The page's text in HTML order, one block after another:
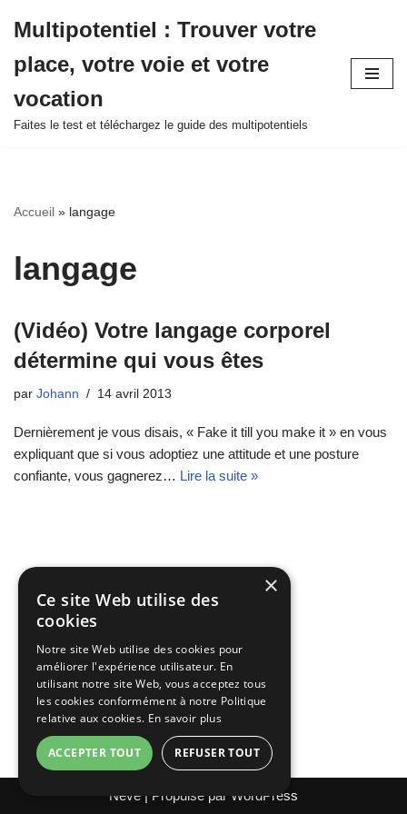
au
contenu
Multipotentiel : Trouver votre
place, votre voie et votre
vocation
Faites le test et téléchargez le guide des multipotentiels
Accueil » langage
langage
(Vidéo) Votre langage corporel
détermine qui vous êtes
par Johann 14 avril 2013
Dernièrement je vous disais, « Fake it till you make it » en vous
expliquant que si vous adoptiez une attitude et une posture
confiante, vous gagnerez… Lire la suite »
Neve | Propulsé par WordPress
×
Ce site Web utilise des
cookies
Notre site Web utilise des cookies pour
améliorer l'expérience utilisateur. En
utilisant notre site Web, vous acceptez tous
les cookies conformément à notre Politique
relative aux cookies. En savoir plus
ACCEPTER TOUT REFUSER TOUT